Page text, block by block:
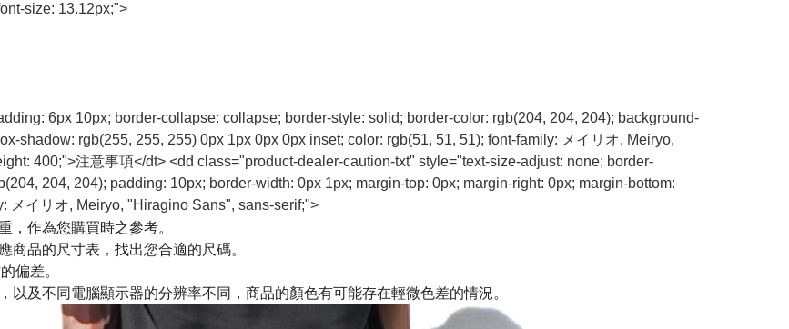
size: 13.12px;">
6px 10px; border-collapse: collapse; border-style: solid; border-color: rgb(204, 204, 204); background-
shadow: rgb(255, 255, 255) 0px 1px 0px 0px inset; color: rgb(51, 51, 51); font-family: メイリオ, Meiryo,
400;">注意事項</dt> <dd class="product-dealer-caution-txt" style="text-size-adjust: none; border-
204, 204); padding: 10px; border-width: 0px 1px; margin-top: 0px; margin-right: 0px; margin-bottom:
メイリオ, Meiryo, "Hiragino Sans", sans-serif;">
，作為您購買時之參考。
品的尺寸表，找出您合適的尺碼。
偏差。
及不同電腦顯示器的分辨率不同，商品的顏色有可能存在輕微色差的情況。